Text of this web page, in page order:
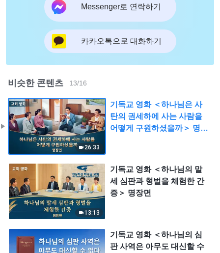
Messenger로 연락하기
카카오톡으로 대화하기
비슷한 콘텐츠 13/16
26:33
기독교 영화 ＜하나님은 사
탄의 권세하에 사는 사람을
어떻게 구원하셨을까＞ 명장
13:13
기독교 영화 ＜하나님의 말
세 심판과 형벌을 체험한 간
증＞ 명장면
기독교 영화 ＜하나님의 심
판 사역은 아무도 대신할 수